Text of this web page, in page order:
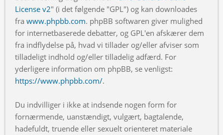
License v2" (i det følgende "GPL") og kan downloades
fra www.phpbb.com. phpBB softwaren giver mulighed
for internetbaserede debatter, og GPL'en afskærer dem
fra indflydelse på, hvad vi tillader og/eller afviser som
tilladeligt indhold og/eller tilladelig adfærd. For
yderligere information om phpBB, se venligst:
https://www.phpbb.com/.
Du indvilliger i ikke at indsende nogen form for
fornærmende, uanstændigt, vulgært, bagtalende,
hadefuldt, truende eller sexuelt orienteret materiale